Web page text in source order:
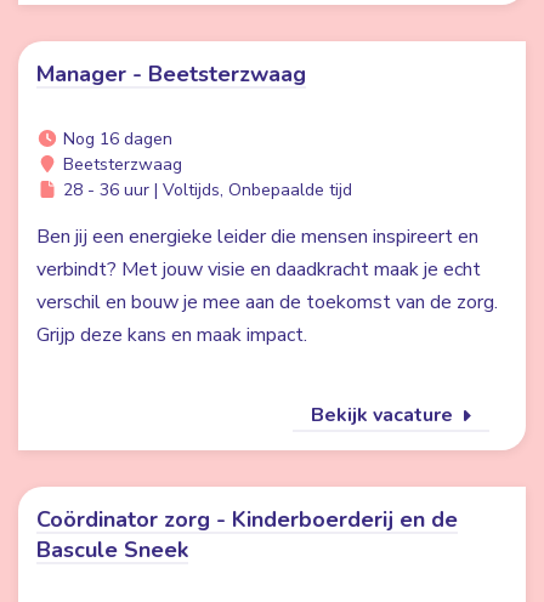
Manager - Beetsterzwaag
Nog 16 dagen
Beetsterzwaag
28 - 36 uur | Voltijds, Onbepaalde tijd
Ben jij een energieke leider die mensen inspireert en
verbindt? Met jouw visie en daadkracht maak je echt
verschil en bouw je mee aan de toekomst van de zorg.
Grijp deze kans en maak impact.
Bekijk vacature
Coördinator zorg - Kinderboerderij en de
Bascule Sneek